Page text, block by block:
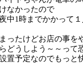
なかったので
中1時までかかって
ったけどお店の事を
どうしよう～～って
置予定なのでもっと